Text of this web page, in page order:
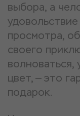
выбора, а
просмотра,
своего
волноваться,
цвет, — это
подарок.